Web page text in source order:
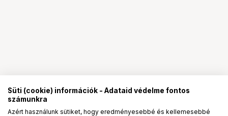
Süti (cookie) információk - Adataid védelme fontos
számunkra
Azért használunk sütiket, hogy eredményesebbé és kellemesebbé